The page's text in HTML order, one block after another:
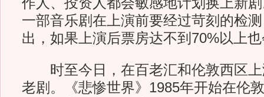
一部音乐剧在上演前要经过苛刻的检
出，如果上演后票房达不到70%以上
时至今日，在百老汇和伦敦西区上
老剧。《悲惨世界》1985年开始在伦